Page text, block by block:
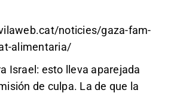
noticies/gaza-fam-
alimentaria/
Israel: esto lleva aparejada
de culpa. La de que la